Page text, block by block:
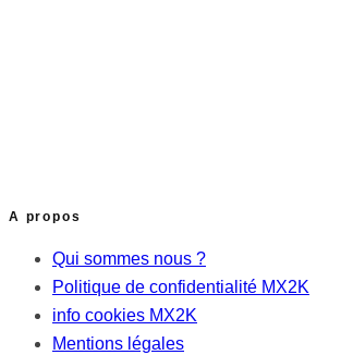
A propos
Qui sommes nous ?
Politique de confidentialité MX2K
info cookies MX2K
Mentions légales